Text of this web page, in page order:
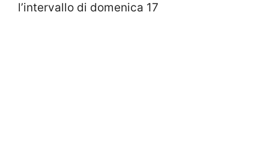
l’intervallo di domenica 17